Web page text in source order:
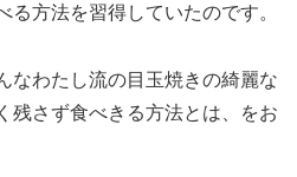
方法を習得していたのです。
なわたし流の目玉焼きの綺麗な
残さず食べきる方法とは、をお